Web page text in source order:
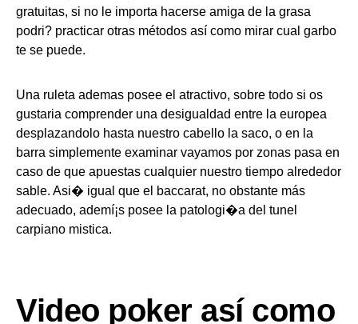
gratuitas, si no le importa hacerse amiga de la grasa
podri? practicar otras métodos así­ como mirar cual garbo
te se puede.
Una ruleta ademas posee el atractivo, sobre todo si os
gustaria comprender una desigualdad entre la europea
desplazandolo hasta nuestro cabello la saco, o en la
barra simplemente examinar vayamos por zonas pasa en
caso de que apuestas cualquier nuestro tiempo alrededor
sable. Asi� igual que el baccarat, no obstante más
adecuado, ademí¡s posee la patologi�a del tunel
carpiano mistica.
Video poker así­ como